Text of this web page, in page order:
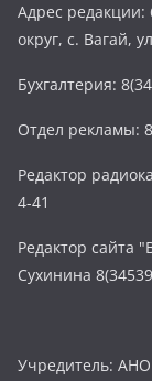
Адрес редакции:
округ, с. Вагай,
Бухгалтерия:
Отдел рекламы:
Редактор
4-41
Редактор сайта
Сухинина
Учредитель: